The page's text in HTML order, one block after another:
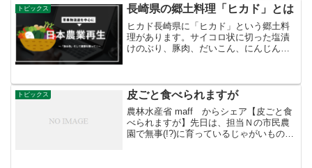
を排除する行政令に農村女性たちが国
を...
トピックス 長崎県の郷土料理「ヒカド」とは
ヒカド長崎県に「ヒカド」という郷土料
理があります。サイコロ状に切った塩漬
けのぶり、豚肉、だいこん、にんじん、
チューのようなものです。...
トピックス 皮ごと食べられますが
農林水産省 maff からシェア【皮ごと食
べられますが】先日は、担当Ｎの市民農
園で無事(!?)に育っているじゃがいもの様